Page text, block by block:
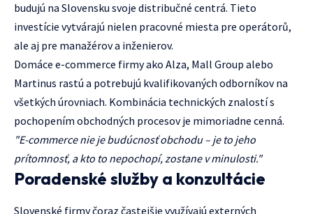
budujú na Slovensku svoje distribučné centrá. Tieto
investície vytvárajú nielen pracovné miesta pre operátorů,
ale aj pre manažérov a inženierov.
Domáce e-commerce firmy ako Alza, Mall Group alebo
Martinus rastú a potrebujú kvalifikovaných odborníkov na
všetkých úrovniach. Kombinácia technických znalostí s
pochopením obchodných procesov je mimoriadne cenná.
"E-commerce nie je budúcnosť obchodu – je to jeho
prítomnosť, a kto to nepochopí, zostane v minulosti."
Poradenské služby a konzultácie
Slovenské firmy čoraz častejšie využívajú externých